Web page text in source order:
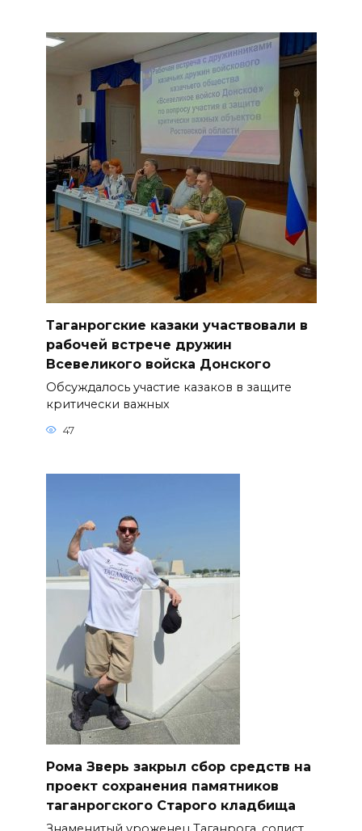
Таганрогские казаки участвовали в
рабочей встрече дружин
Всевеликого войска Донского
Обсуждалось участие казаков в защите
критически важных
47
Рома Зверь закрыл сбор средств на
проект сохранения памятников
таганрогского Старого кладбища